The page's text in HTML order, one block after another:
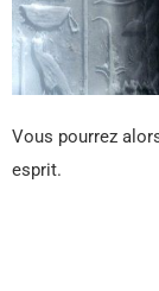
Vous pourrez
esprit.